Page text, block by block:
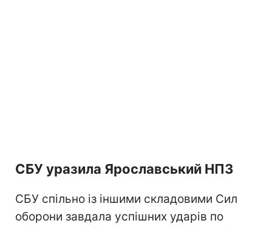
СБУ уразила Ярославський НПЗ
СБУ спільно із іншими складовими Сил
оборони завдала успішних ударів по